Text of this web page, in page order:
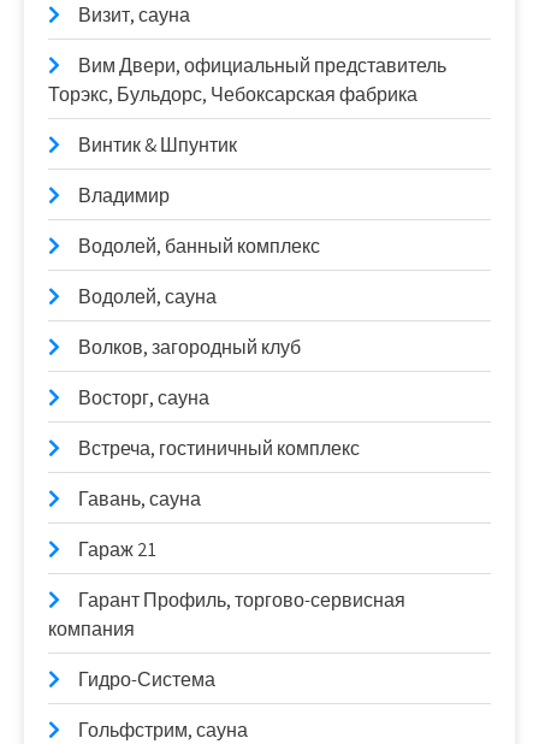
Визит, сауна
Вим Двери, официальный представитель
Торэкс, Бульдорс, Чебоксарская фабрика
Винтик & Шпунтик
Владимир
Водолей, банный комплекс
Водолей, сауна
Волков, загородный клуб
Восторг, сауна
Встреча, гостиничный комплекс
Гавань, сауна
Гараж 21
Гарант Профиль, торгово-сервисная
компания
Гидро-Система
Гольфстрим, сауна